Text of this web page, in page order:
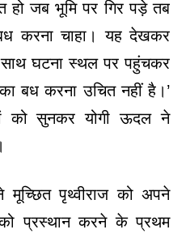
हो जब भूमि पर गिर पड़े तब
करना चाहा। यह देखकर
घटना स्थल पर पहुंचकर
बध करना उचित नहीं है।’
को सुनकर योगी ऊदल ने
मूच्छित पृथ्वीराज को अपने
को प्रस्थान करने के प्रथम